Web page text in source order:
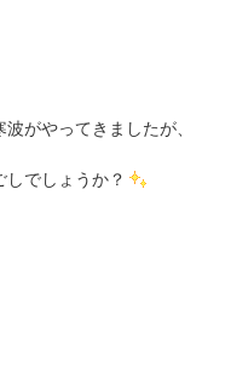
がやってきましたが、
しでしょうか？